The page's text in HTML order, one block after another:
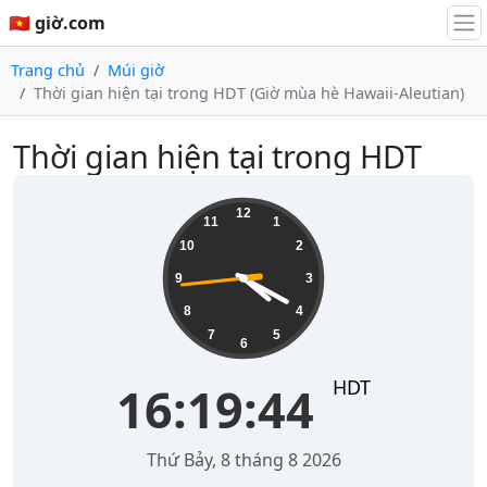
🇻🇳 giờ.com
Trang chủ
Múi giờ
Thời gian hiện tại trong HDT (Giờ mùa hè Hawaii-Aleutian)
Thời gian hiện tại trong HDT
12
1
2
3
4
5
6
7
8
9
10
11
16:19:44 HDT
Thứ Bảy, 8 tháng 8 2026